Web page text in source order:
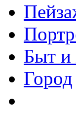
Быт и
Город